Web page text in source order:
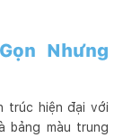
Nhưng
trúc hiện đại với
bảng màu trung